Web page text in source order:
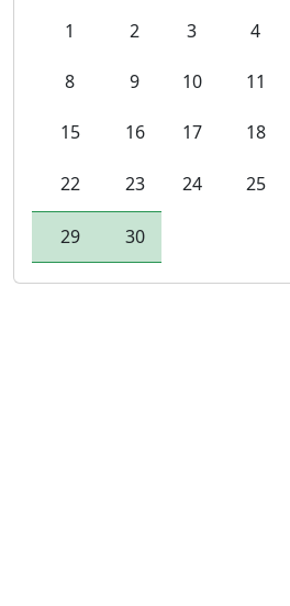
1 2 3 4
8 9 10 11
15 16 17 18
22 23 24 25
29 30